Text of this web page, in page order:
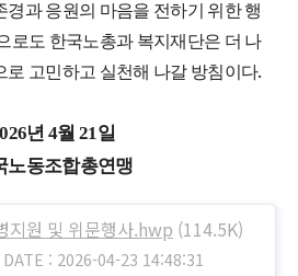
경과 응원의 마음을 전하기 위한 행
로도 한국노총과 복지재단은 더 나
로 고민하고 실천해 나갈 방침이다.
년 4월 21일
노동조합총연맹
지원 및 위문행사.hwp (114.5K)
DATE : 2026-04-23 14:48:31